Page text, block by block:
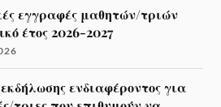
εγγραφές μαθητών/τριών
έτος 2026-2027
ενδιαφέροντος για